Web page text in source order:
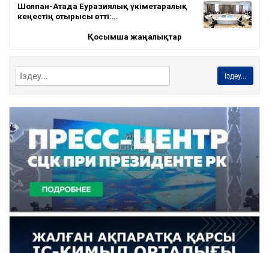
Шолпан-Атада Еуразиялық үкіметаралық
кеңестің отырысы өтті:…
Қосымша жаңалықтар
Іздеу...